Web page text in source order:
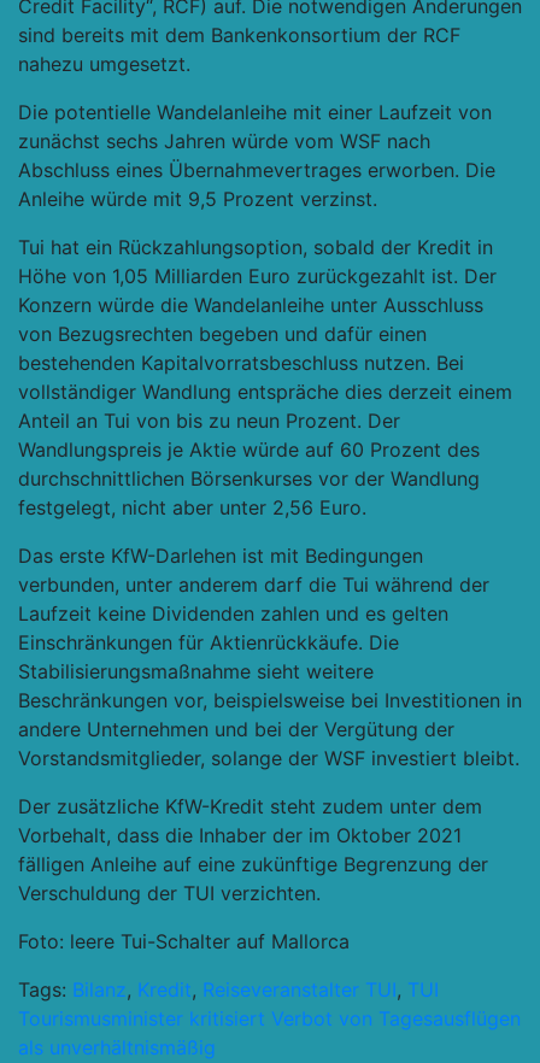
Credit Facility“, RCF) auf. Die notwendigen Änderungen
sind bereits mit dem Bankenkonsortium der RCF
nahezu umgesetzt.
Die potentielle Wandelanleihe mit einer Laufzeit von
zunächst sechs Jahren würde vom WSF nach
Abschluss eines Übernahmevertrages erworben. Die
Anleihe würde mit 9,5 Prozent verzinst.
Tui hat ein Rückzahlungsoption, sobald der Kredit in
Höhe von 1,05 Milliarden Euro zurückgezahlt ist. Der
Konzern würde die Wandelanleihe unter Ausschluss
von Bezugsrechten begeben und dafür einen
bestehenden Kapitalvorratsbeschluss nutzen. Bei
vollständiger Wandlung entspräche dies derzeit einem
Anteil an Tui von bis zu neun Prozent. Der
Wandlungspreis je Aktie würde auf 60 Prozent des
durchschnittlichen Börsenkurses vor der Wandlung
festgelegt, nicht aber unter 2,56 Euro.
Das erste KfW-Darlehen ist mit Bedingungen
verbunden, unter anderem darf die Tui während der
Laufzeit keine Dividenden zahlen und es gelten
Einschränkungen für Aktienrückkäufe. Die
Stabilisierungsmaßnahme sieht weitere
Beschränkungen vor, beispielsweise bei Investitionen in
andere Unternehmen und bei der Vergütung der
Vorstandsmitglieder, solange der WSF investiert bleibt.
Der zusätzliche KfW-Kredit steht zudem unter dem
Vorbehalt, dass die Inhaber der im Oktober 2021
fälligen Anleihe auf eine zukünftige Begrenzung der
Verschuldung der TUI verzichten.
Foto: leere Tui-Schalter auf Mallorca
Tags: Bilanz, Kredit, Reiseveranstalter TUI, TUI
Beitragsnavigation
Tourismusminister kritisiert Verbot von Tagesausflügen
als unverhältnismäßig